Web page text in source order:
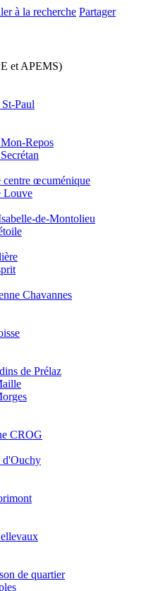
à la recherche Partager
et APEMS)
Paul
Repos
œcuménique
Louve
de-Montolieu
Chavannes
de Prélaz
CROG
d'Ouchy
de quartier